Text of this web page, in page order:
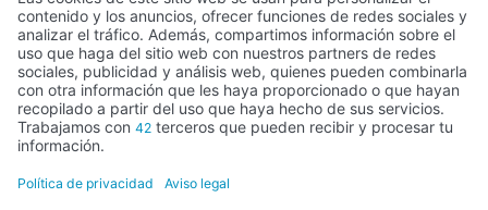
Actividad subvencionada por el Ministerio de Educación, Cultura y
Deporte